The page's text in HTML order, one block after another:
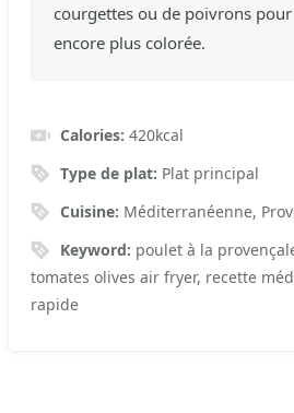
courgettes ou de poivrons
encore plus colorée.
Calories:420kcal
Type de plat: Plat principal
Cuisine: Méditerranéenne,
Keyword: poulet à la
tomates olives air fryer, recette
rapide